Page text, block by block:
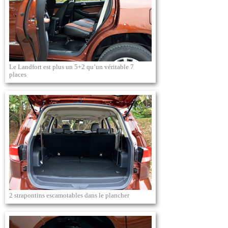
Le Landfort est plus un 5+2 qu’un véritable 7
places
2 strapontins escamotables dans le plancher